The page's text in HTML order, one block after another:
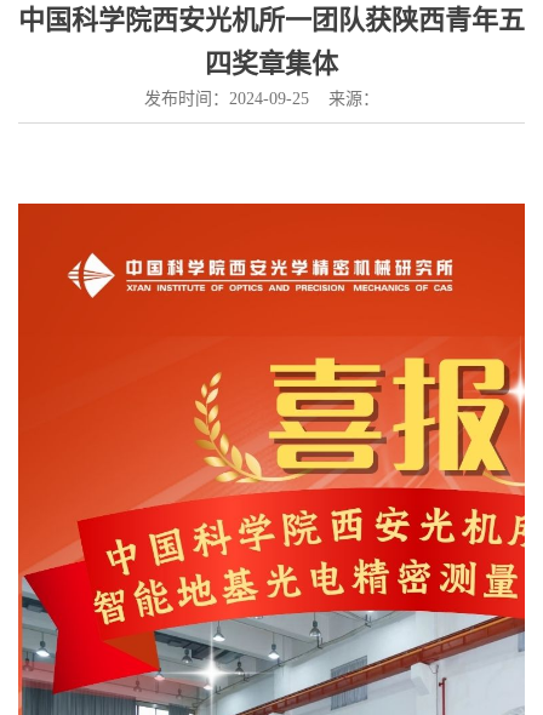
v
中国科学院西安光机所一团队获陕西青年五
四奖章集体
发布时间：2024-09-25 来源：